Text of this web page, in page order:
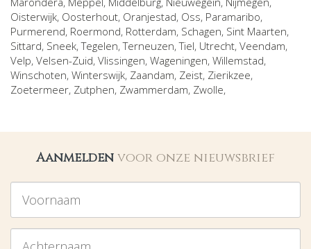
Oisterwijk, Oosterhout, Oranjestad, Oss, Paramaribo,
Purmerend, Roermond, Rotterdam, Schagen, Sint Maarten,
Sittard, Sneek,Tegelen,Terneuzen,Tiel, Utrecht, Veendam,
Velp, Velsen-Zuid, Vlissingen, Wageningen, Willemstad,
Winschoten, Winterswijk, Zaandam, Zeist, Zierikzee,
Zoetermeer, Zutphen, Zwammerdam, Zwolle,
Aanmelden voor onze nieuwsbrief
Voornaam
Achternaam